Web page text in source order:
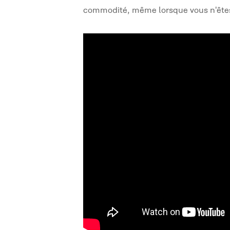
commodité, même lorsque vous